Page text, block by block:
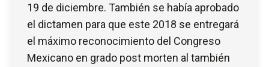
19 de diciembre. También se había aprobado
el dictamen para que este 2018 se entregará
el máximo reconocimiento del Congreso
Mexicano en grado post morten al también